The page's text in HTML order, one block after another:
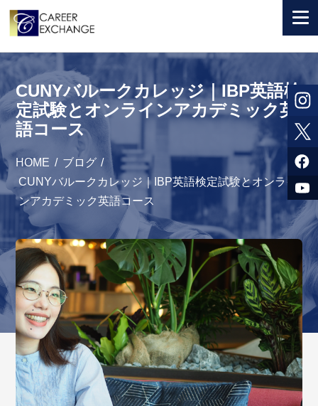
+ 国から選ぶ
+ 目的から選ぶ
求人検索
参加者体験談
よくある質問
+ お申込のご案内
+ 会社情報
カウンセラー募集
CUNYバルークカレッジ｜IBP英語検
定試験とオンラインアカデミック英
語コース
HOME / ブログ /
CUNYバルークカレッジ｜IBP英語検定試験とオンライ
ンアカデミック英語コース